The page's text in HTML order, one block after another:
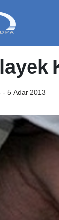
- 5 Adar 2013